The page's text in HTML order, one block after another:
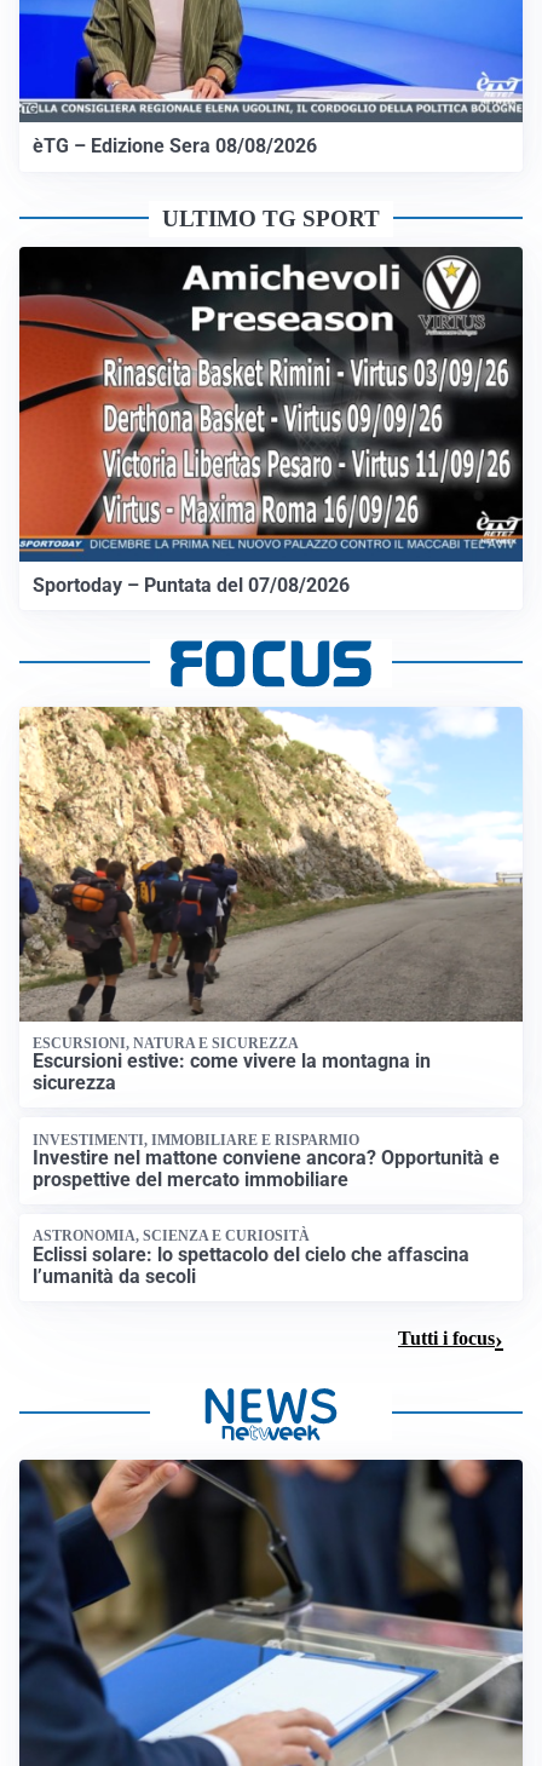
èTG – Edizione Sera 08/08/2026
ULTIMO TG SPORT
Sportoday – Puntata del 07/08/2026
ESCURSIONI, NATURA E SICUREZZA
Escursioni estive: come vivere la montagna in
sicurezza
INVESTIMENTI, IMMOBILIARE E RISPARMIO
Investire nel mattone conviene ancora? Opportunità e
prospettive del mercato immobiliare
ASTRONOMIA, SCIENZA E CURIOSITÀ
Eclissi solare: lo spettacolo del cielo che affascina
l’umanità da secoli
Tutti i focus